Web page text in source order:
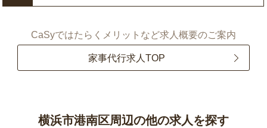
CaSyではたらくメリットなど求人概要のご案内
家事代行求人TOP
横浜市港南区周辺の他の求人を探す